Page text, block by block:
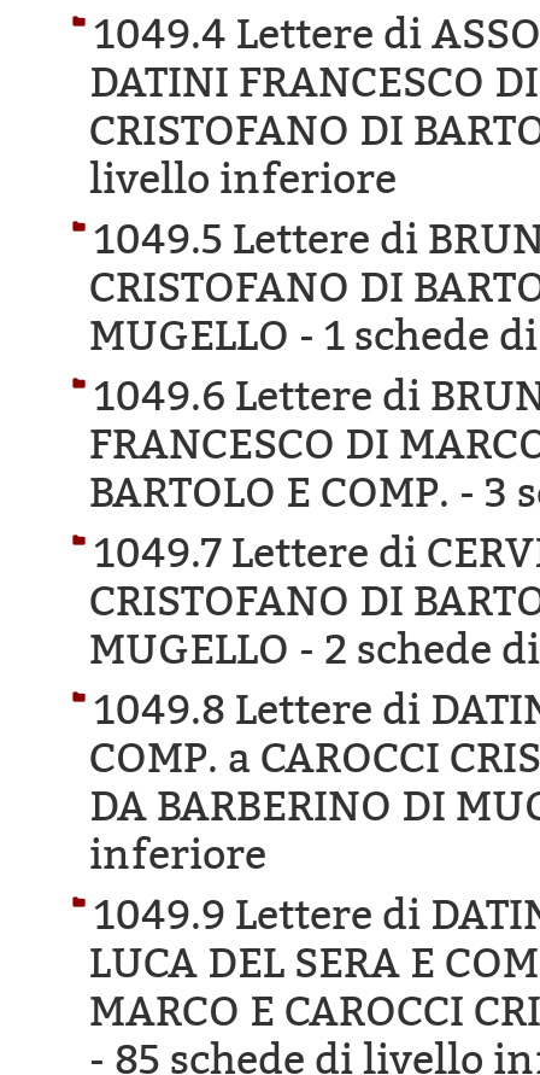
1049.4 Lettere di
DATINI FRANCESCO
CRISTOFANO DI
livello inferiore
1049.5 Lettere di
CRISTOFANO DI
MUGELLO - 1 schede
1049.6 Lettere di
FRANCESCO DI
BARTOLO E COMP. - 3
1049.7 Lettere di
CRISTOFANO DI
MUGELLO - 2 schede
1049.8 Lettere di
COMP. a CAROCCI
DA BARBERINO DI
inferiore
1049.9 Lettere di
LUCA DEL SERA E
MARCO E CAROCCI
- 85 schede di livello